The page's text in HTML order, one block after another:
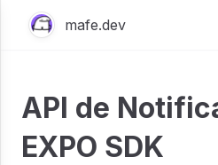
mafe.dev
API de
EXPO SDK